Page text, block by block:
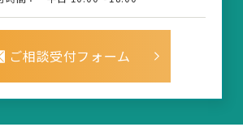
ご相談受付フォーム